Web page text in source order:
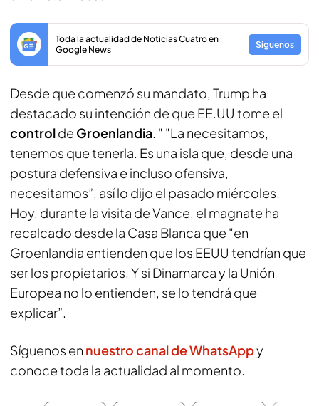
Toda la actualidad de Noticias Cuatro en
Google News
Síguenos
Desde que comenzó su mandato, Trump ha
destacado su intención de que EE.UU tome el
controlde Groenlandia. " "La necesitamos,
tenemos que tenerla. Es una isla que, desde una
postura defensiva e incluso ofensiva,
necesitamos”, así lo dijo el pasado miércoles.
Hoy, durante la visita de Vance, el magnate ha
recalcado desde la Casa Blanca que "en
Groenlandia entienden que los EEUU tendrían que
ser los propietarios. Y si Dinamarca y la Unión
Europea no lo entienden, se lo tendrá que
explicar”.
Síguenos en nuestro canal de WhatsAppy
conoce toda la actualidad al momento.